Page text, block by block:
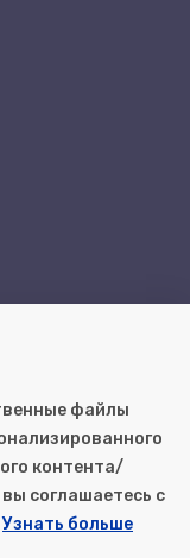
файлы
контента/
соглашаетесь с
Узнать больше